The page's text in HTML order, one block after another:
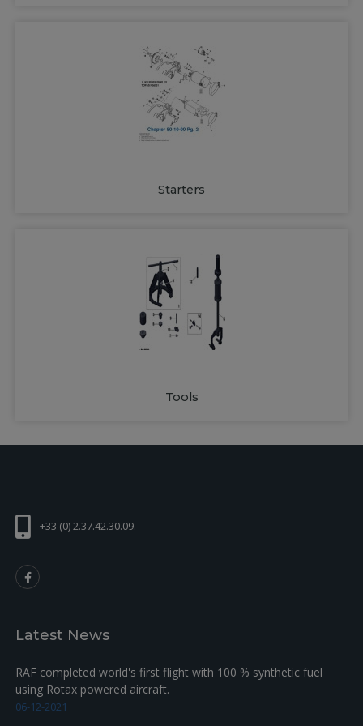
Starters
Tools
+33 (0) 2.37.42.30.09.
Latest News
RAF completed world's first flight with 100 % synthetic fuel
using Rotax powered aircraft.
06-12-2021